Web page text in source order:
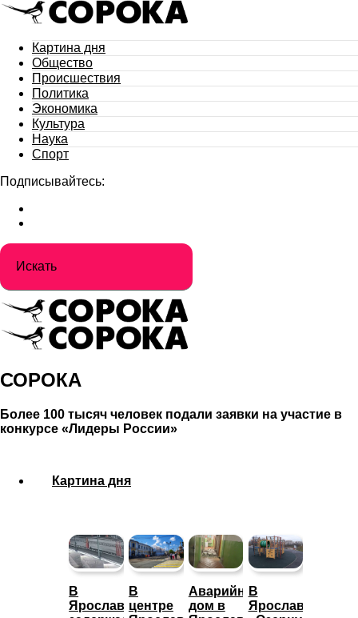
Картина дня
Общество
Происшествия
Политика
Экономика
Культура
Наука
Спорт
Подписывайтесь:
СОРОКА
Более 100 тысяч человек подали заявки на участие в
конкурсе «Лидеры России»
Картина дня
В
Ярославле
В
центре
Аварийный
дом в
В
Ярославле